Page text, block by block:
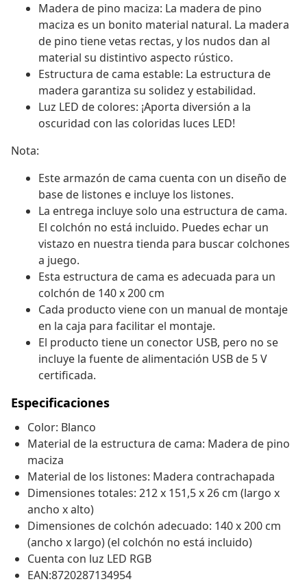
Madera de pino maciza: La madera de pino
maciza es un bonito material natural. La madera
de pino tiene vetas rectas, y los nudos dan al
material su distintivo aspecto rústico.
Estructura de cama estable: La estructura de
madera garantiza su solidez y estabilidad.
Luz LED de colores: ¡Aporta diversión a la
oscuridad con las coloridas luces LED!
Nota:
Este armazón de cama cuenta con un diseño de
base de listones e incluye los listones.
La entrega incluye solo una estructura de cama.
El colchón no está incluido. Puedes echar un
vistazo en nuestra tienda para buscar colchones
a juego.
Esta estructura de cama es adecuada para un
colchón de 140 x 200 cm
Cada producto viene con un manual de montaje
en la caja para facilitar el montaje.
El producto tiene un conector USB, pero no se
incluye la fuente de alimentación USB de 5 V
certificada.
Especificaciones
Color: Blanco
Material de la estructura de cama: Madera de pino
maciza
Material de los listones: Madera contrachapada
Dimensiones totales: 212 x 151,5 x 26 cm (largo x
ancho x alto)
Dimensiones de colchón adecuado: 140 x 200 cm
(ancho x largo) (el colchón no está incluido)
Cuenta con luz LED RGB
EAN:8720287134954